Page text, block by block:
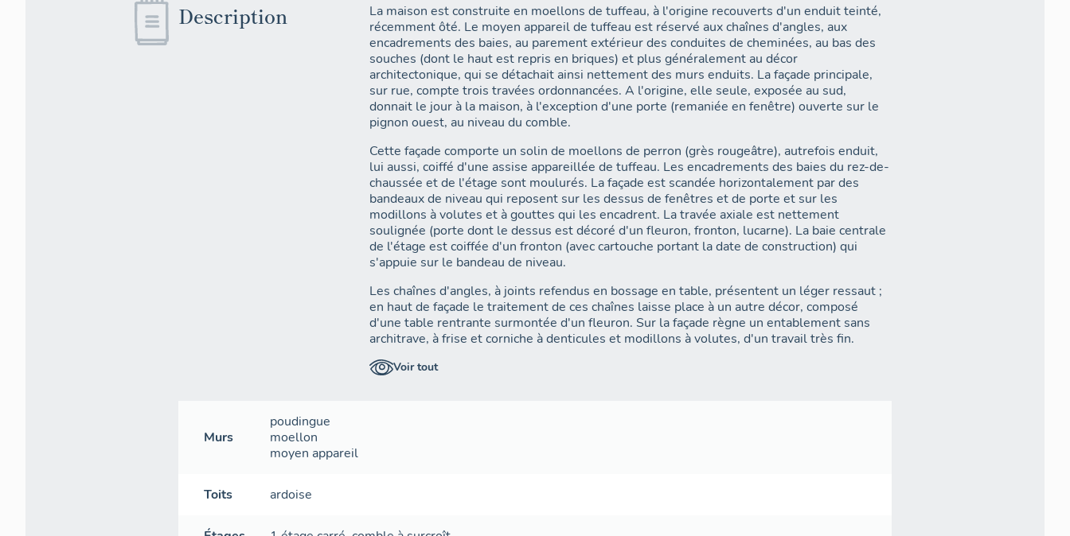
Description
La maison est construite en moellons de tuffeau, à l'origine recouverts d'un enduit teinté,
récemment ôté. Le moyen appareil de tuffeau est réservé aux chaînes d'angles, aux
encadrements des baies, au parement extérieur des conduites de cheminées, au bas des
souches (dont le haut est repris en briques) et plus généralement au décor
architectonique, qui se détachait ainsi nettement des murs enduits. La façade principale,
sur rue, compte trois travées ordonnancées. A l'origine, elle seule, exposée au sud,
donnait le jour à la maison, à l'exception d'une porte (remaniée en fenêtre) ouverte sur le
pignon ouest, au niveau du comble.
Cette façade comporte un solin de moellons de perron (grès rougeâtre), autrefois enduit,
lui aussi, coiffé d'une assise appareillée de tuffeau. Les encadrements des baies du rez-de-
chaussée et de l'étage sont moulurés. La façade est scandée horizontalement par des
bandeaux de niveau qui reposent sur les dessus de fenêtres et de porte et sur les
modillons à volutes et à gouttes qui les encadrent. La travée axiale est nettement
soulignée (porte dont le dessus est décoré d'un fleuron, fronton, lucarne). La baie centrale
de l'étage est coiffée d'un fronton (avec cartouche portant la date de construction) qui
s'appuie sur le bandeau de niveau.
Les chaînes d'angles, à joints refendus en bossage en table, présentent un léger ressaut ;
en haut de façade le traitement de ces chaînes laisse place à un autre décor, composé
d'une table rentrante surmontée d'un fleuron. Sur la façade règne un entablement sans
architrave, à frise et corniche à denticules et modillons à volutes, d'un travail très fin.
Le toit, à pignons couverts et à longs pans, est couvert d'ardoises. Il présente en façade
Voir tout
Murs
poudingue
moellon
moyen appareil
Toits ardoise